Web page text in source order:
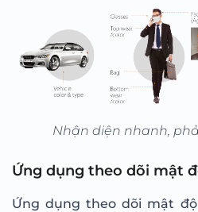
Nhận diện nhanh,
Ứng dụng theo dõi mật
Ứng dụng theo dõi mật